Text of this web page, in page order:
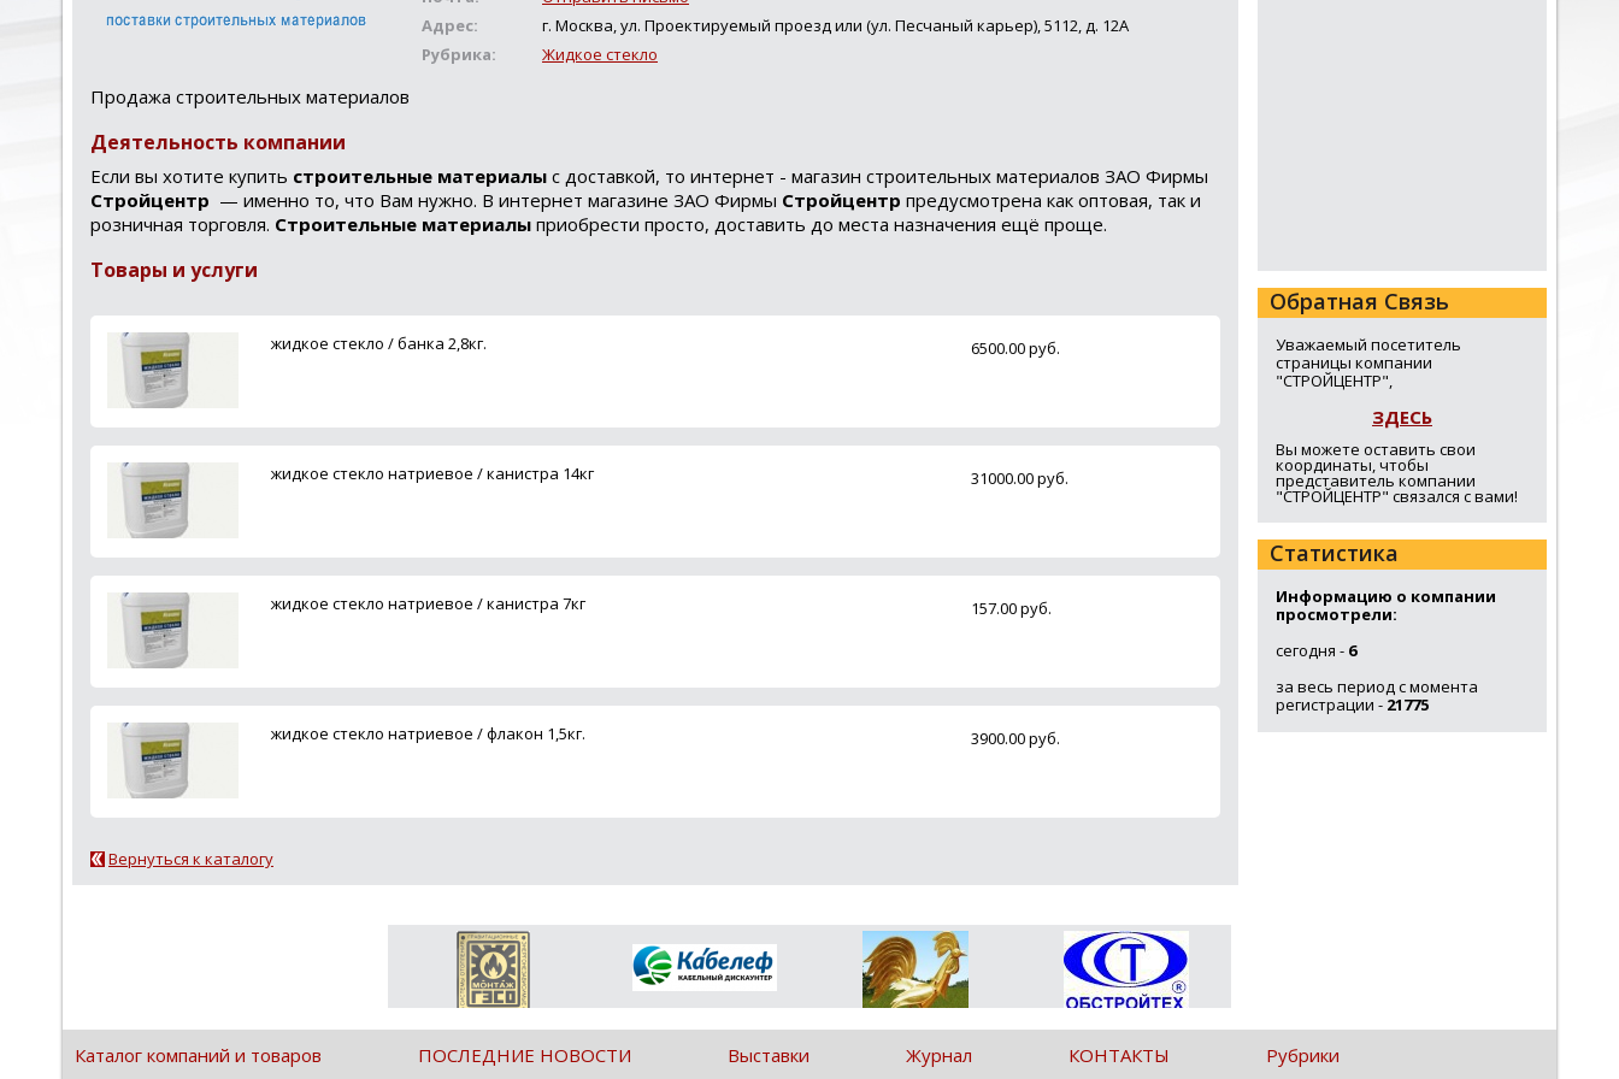
Адрес:
г. Москва, ул. Проектируемый проезд или (ул. Песчаный карьер), 5112, д. 12А
Рубрика:
Жидкое стекло
Продажа строительных материалов
Деятельность компании
Если вы хотите купить строительные материалы с доставкой, то интернет - магазин строительных материалов ЗАО Фирмы
Стройцентр — именно то, что Вам нужно. В интернет магазине ЗАО Фирмы Стройцентр предусмотрена как оптовая, так и
розничная торговля. Cтроительные материалы приобрести просто, доставить до места назначения ещё проще.
Товары и услуги
жидкое стекло / банка 2,8кг. 6500.00 руб.
жидкое стекло натриевое / канистра 14кг 31000.00 руб.
жидкое стекло натриевое / канистра 7кг 157.00 руб.
жидкое стекло натриевое / флакон 1,5кг. 3900.00 руб.
Вернуться к каталогу
Обратная Связь
Уважаемый посетитель
страницы компании
"СТРОЙЦЕНТР",
ЗДЕСЬ
Вы можете оставить свои
координаты, чтобы
представитель компании
"СТРОЙЦЕНТР" связался с вами!
Статистика
Информацию о компании
просмотрели:
сегодня - 6
за весь период с момента
регистрации - 21775
Каталог компаний и товаров ПОСЛЕДНИЕ НОВОСТИ Выставки Журнал КОНТАКТЫ Рубрики